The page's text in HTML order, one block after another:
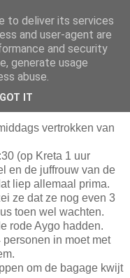
Enagron
vertrokken van
(op Kreta 1 uur
en de juffrouw van de
liep allemaal prima.
ze dat ze nog even 3
toen wel wachten.
rode Aygo hadden.
in moet met
om de bagage kwijt
to deliver its services
and user-agent are
and security
generate usage
abuse.
GOT IT